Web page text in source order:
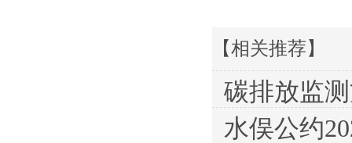
【相关推荐】
碳排放监测
水俣公约